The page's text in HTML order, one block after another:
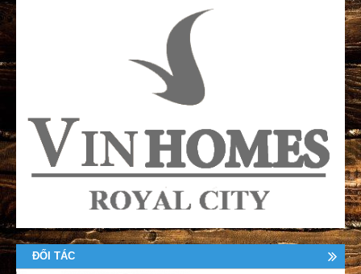
ĐỐI TÁC